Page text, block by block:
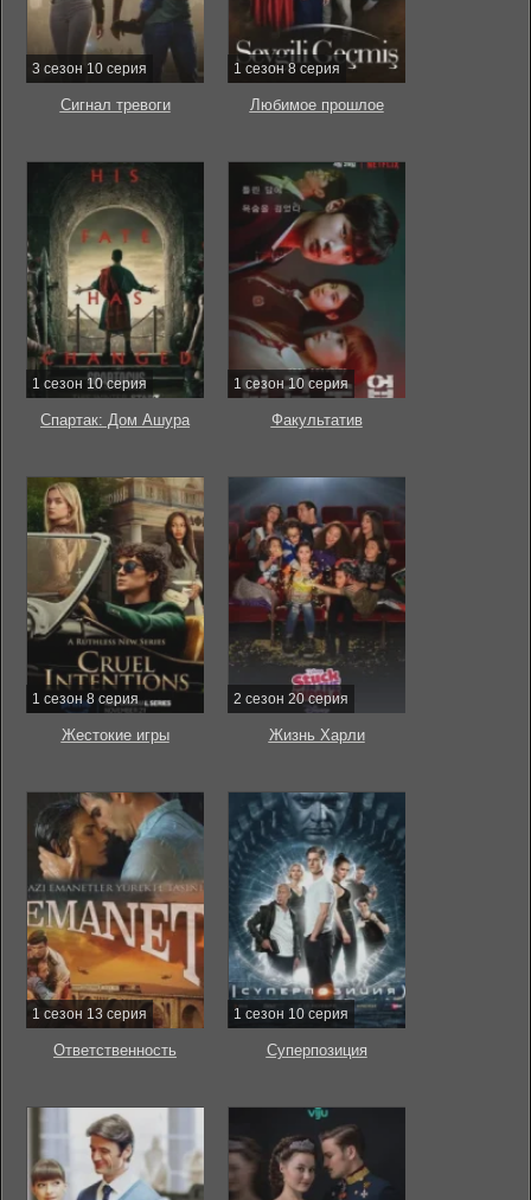
3 сезон 10 серия
Сигнал тревоги
1 сезон 8 серия
Любимое прошлое
1 сезон 10 серия
Спартак: Дом Ашура
1 сезон 10 серия
Факультатив
1 сезон 8 серия
Жестокие игры
2 сезон 20 серия
Жизнь Харли
1 сезон 13 серия
Ответственность
1 сезон 10 серия
Суперпозиция